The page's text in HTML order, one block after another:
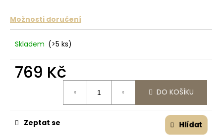
Možnosti doručení
Skladem (>5 ks)
769 Kč
DO KOŠÍKU
Zeptat se Hlídat
o
r
č
u